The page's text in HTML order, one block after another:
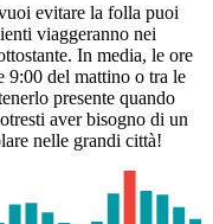
evitare la folla puoi
viaggeranno nei
In media, le ore
9:00 del mattino o tra le
presente quando
aver bisogno di un
nelle grandi città!